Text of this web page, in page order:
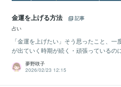
金運を上げる方法
記事
占い
「金運を上げたい」そう思ったこと、
が出ていく時期が続く・頑張っているの
夢野咲子
2026/02/23 12:15